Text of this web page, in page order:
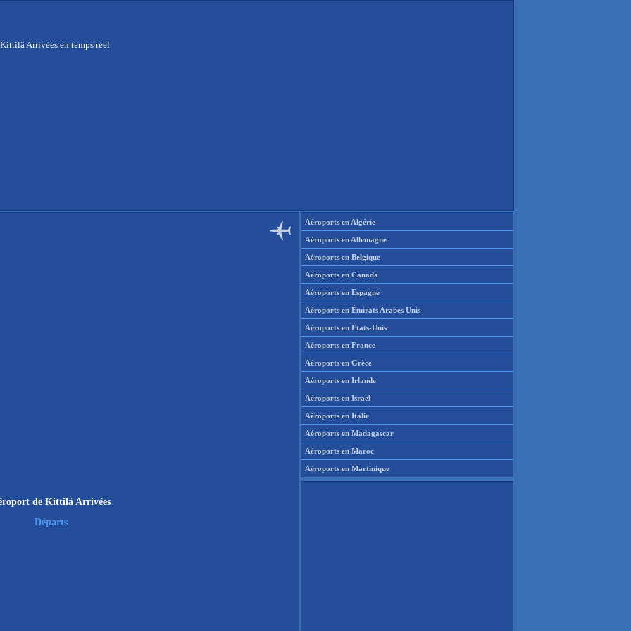
Arrivées en temps réel
de Kittilä Arrivées
Départs
Aéroports en Algérie
Aéroports en Allemagne
Aéroports en Belgique
Aéroports en Canada
Aéroports en Espagne
Aéroports en Émirats Arabes Unis
Aéroports en États-Unis
Aéroports en France
Aéroports en Grèce
Aéroports en Irlande
Aéroports en Israël
Aéroports en Italie
Aéroports en Madagascar
Aéroports en Maroc
Aéroports en Martinique